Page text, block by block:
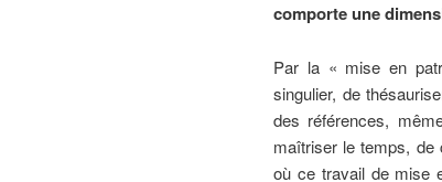
comporte une
Par la « mise en
singulier, de
des références,
maîtriser le temps, de
où ce travail de mise